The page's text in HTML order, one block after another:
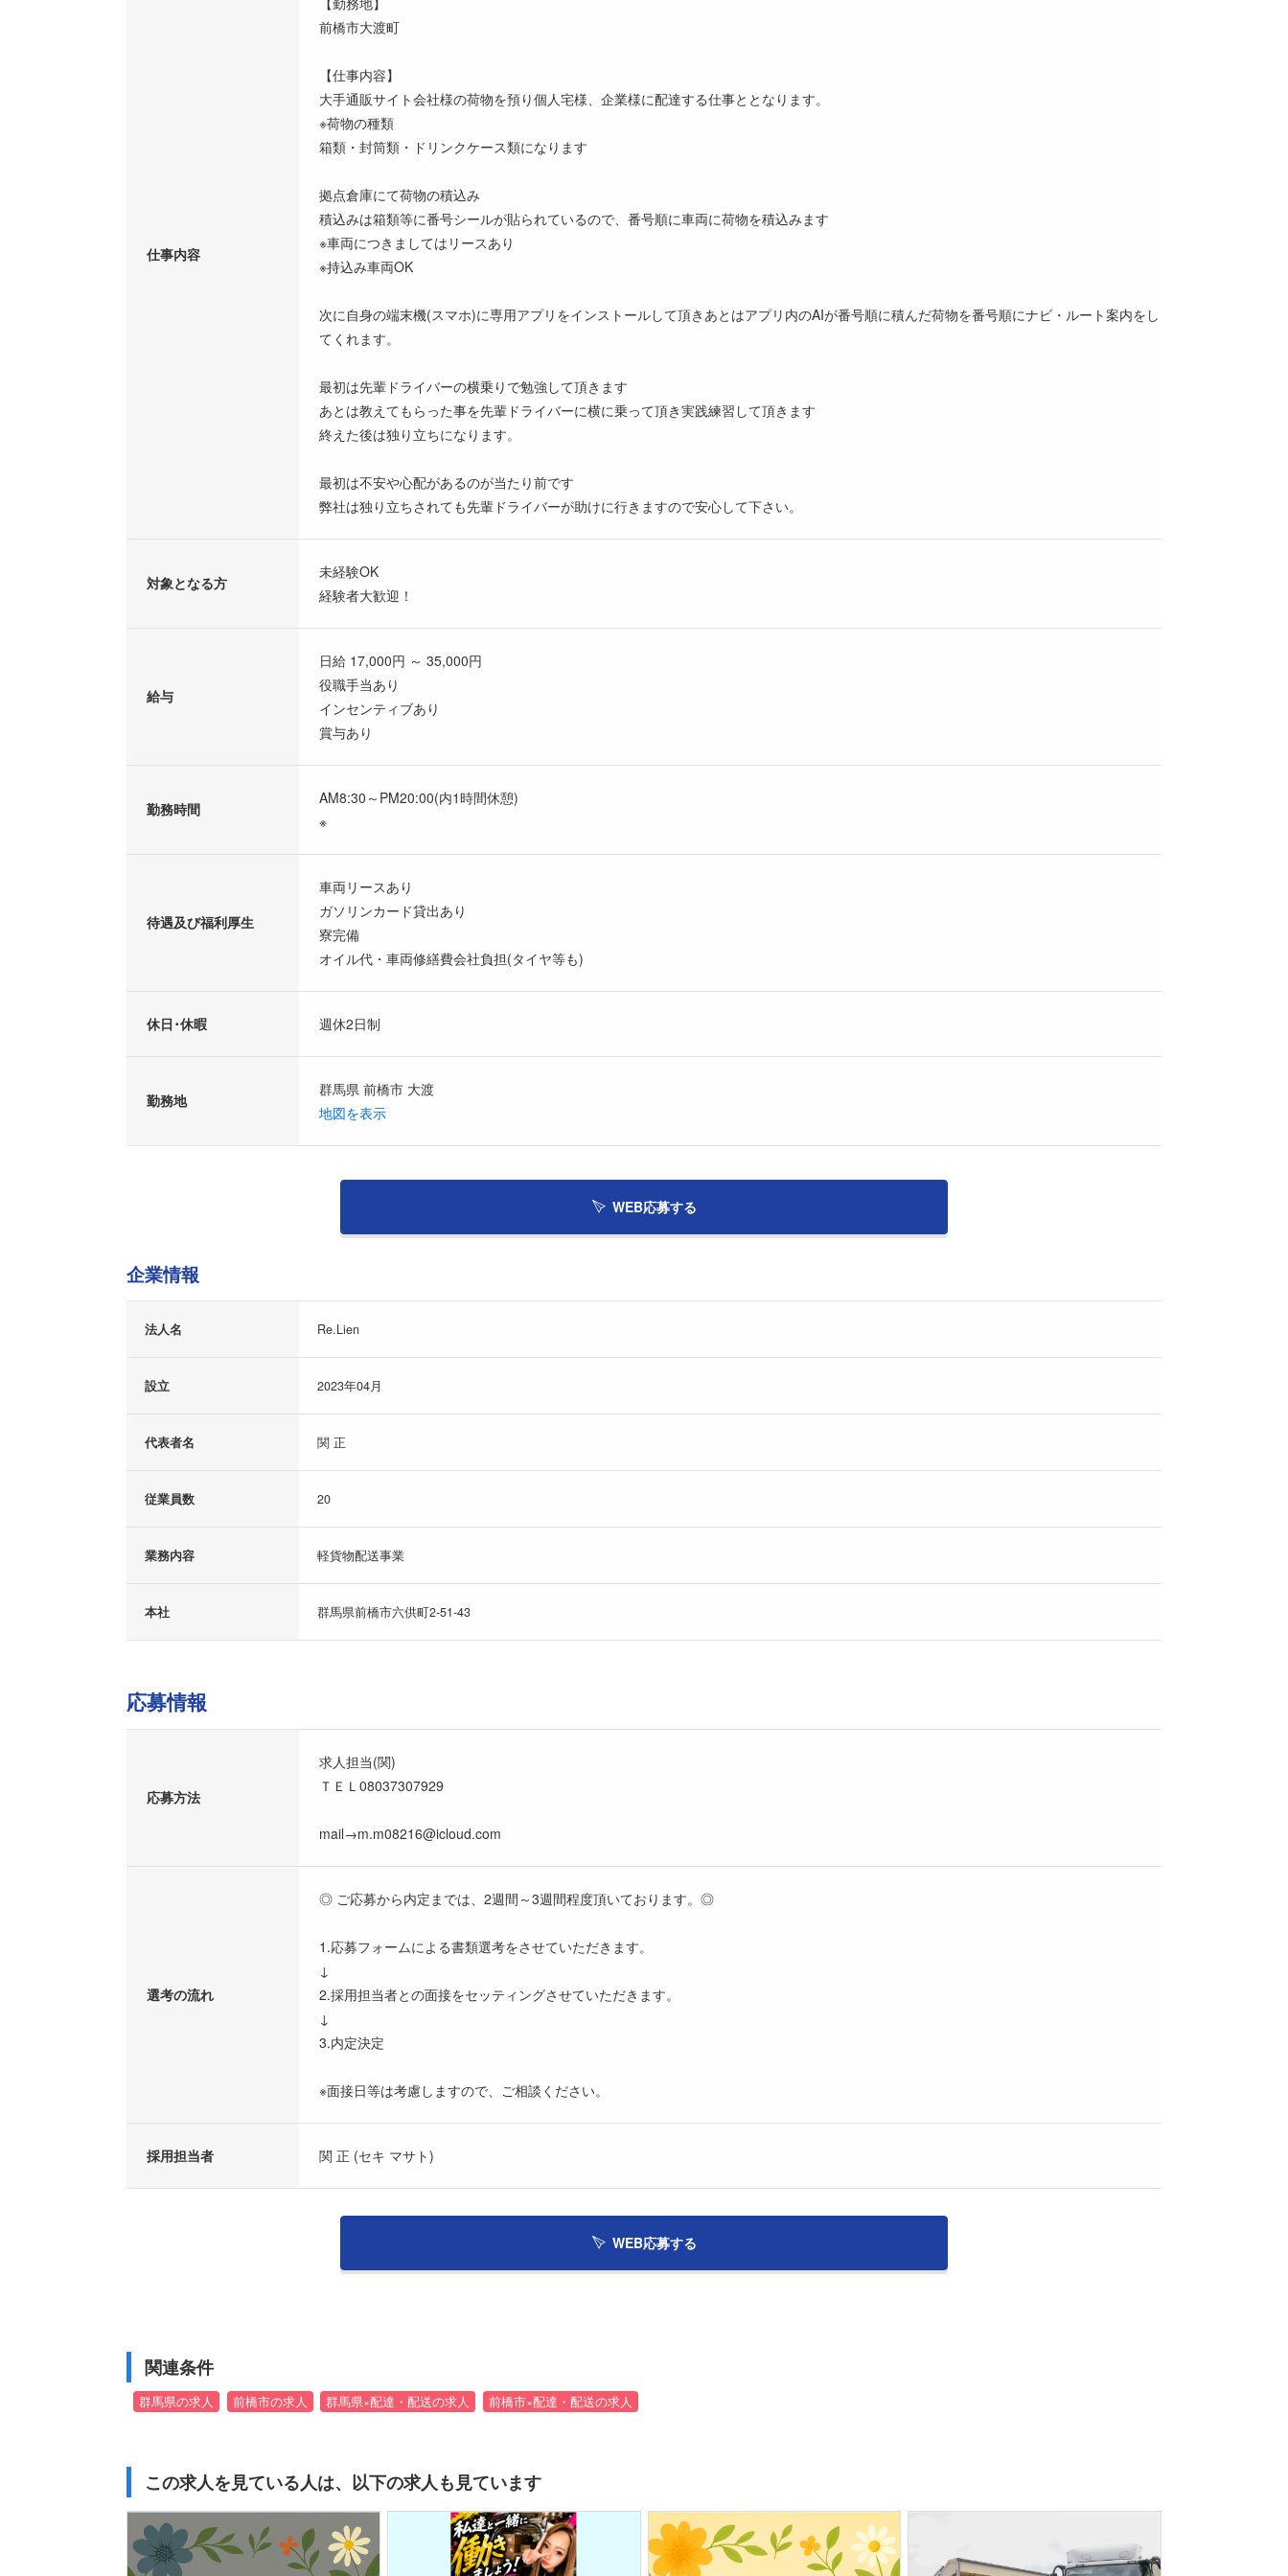
仕事内容
前橋市大渡町
【仕事内容】
大手通販サイト会社様の荷物を預り個人宅様、企業様に配達する仕事ととなります。
※荷物の種類
箱類・封筒類・ドリンクケース類になります
拠点倉庫にて荷物の積込み
積込みは箱類等に番号シールが貼られているので、番号順に車両に荷物を積込みます
※車両につきましてはリースあり
※持込み車両OK
次に自身の端末機(スマホ)に専用アプリをインストールして頂きあとはアプリ内のAIが番号順に積んだ荷物を番号順にナビ・ルート案内をし
てくれます。
最初は先輩ドライバーの横乗りで勉強して頂きます
あとは教えてもらった事を先輩ドライバーに横に乗って頂き実践練習して頂きます
終えた後は独り立ちになります。
最初は不安や心配があるのが当たり前です
弊社は独り立ちされても先輩ドライバーが助けに行きますので安心して下さい。
対象となる方
未経験OK
経験者大歓迎！
給与
日給 17,000円 ～ 35,000円
役職手当あり
インセンティブあり
賞与あり
勤務時間
AM8:30～PM20:00(内1時間休憩)
※
待遇及び福利厚生
車両リースあり
ガソリンカード貸出あり
寮完備
オイル代・車両修繕費会社負担(タイヤ等も)
休日･休暇 週休2日制
勤務地
群馬県 前橋市 大渡
地図を表示
WEB応募する
企業情報
法人名 Re.Lien
設立 2023年04月
代表者名 関 正
従業員数 20
業務内容 軽貨物配送事業
本社 群馬県前橋市六供町2-51-43
応募情報
応募方法
求人担当(関)
ＴＥＬ08037307929
mail→m.m08216@icloud.com
選考の流れ
◎ ご応募から内定までは、2週間～3週間程度頂いております。◎
1.応募フォームによる書類選考をさせていただきます。
↓
2.採用担当者との面接をセッティングさせていただきます。
↓
3.内定決定
※面接日等は考慮しますので、ご相談ください。
採用担当者 関 正 (セキ マサト)
WEB応募する
関連条件
群馬県の求人 前橋市の求人 群馬県×配達・配送の求人 前橋市×配達・配送の求人
この求人を見ている人は、以下の求人も見ています